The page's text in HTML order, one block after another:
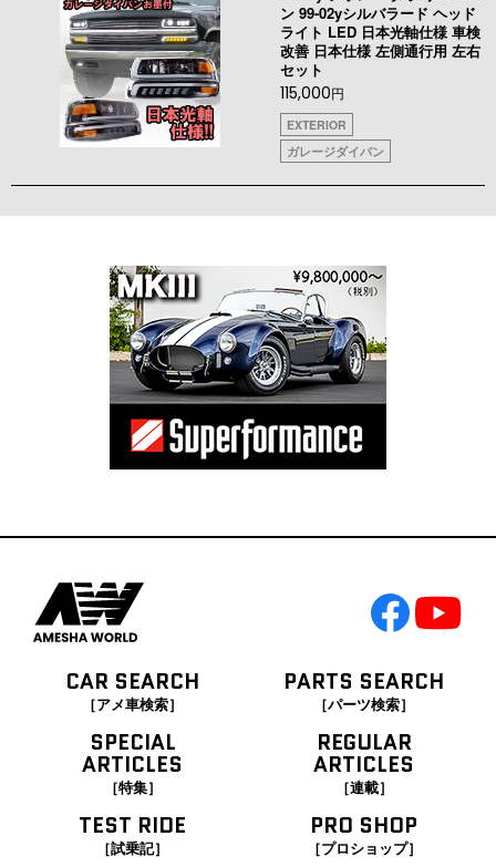
ン 99-02yシルバラード ヘッド
ライト LED 日本光軸仕様 車検
改善 日本仕様 左側通行用 左右
セット
115,000円
EXTERIOR
ガレージダイバン
CAR SEARCH
［アメ車検索］
PARTS SEARCH
［パーツ検索］
SPECIAL
ARTICLES
［特集］
REGULAR
ARTICLES
［連載］
TEST RIDE
［試乗記］
PRO SHOP
［プロショップ］